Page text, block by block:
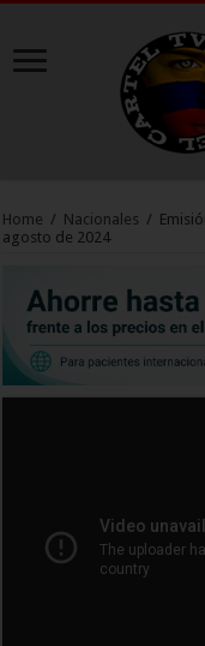
Home / Nacionales /
agosto de 2024